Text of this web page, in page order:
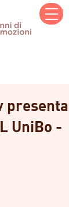
presenta
UniBo -